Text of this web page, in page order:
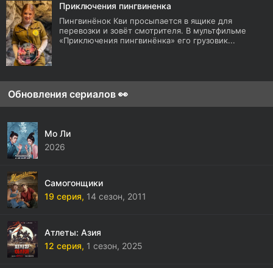
Приключения пингвиненка
Пингвинёнок Кви просыпается в ящике для
перевозки и зовёт смотрителя. В мультфильме
«Приключения пингвинёнка» его грузовик...
Обновления сериалов 👀
Мо Ли
2026
Самогонщики
19 серия, 14 сезон, 2011
Атлеты: Азия
12 серия, 1 сезон, 2025